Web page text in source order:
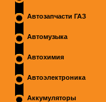
Автозапчасти ГАЗ
Автомузыка
Автохимия
Автоэлектроника
Аккумуляторы